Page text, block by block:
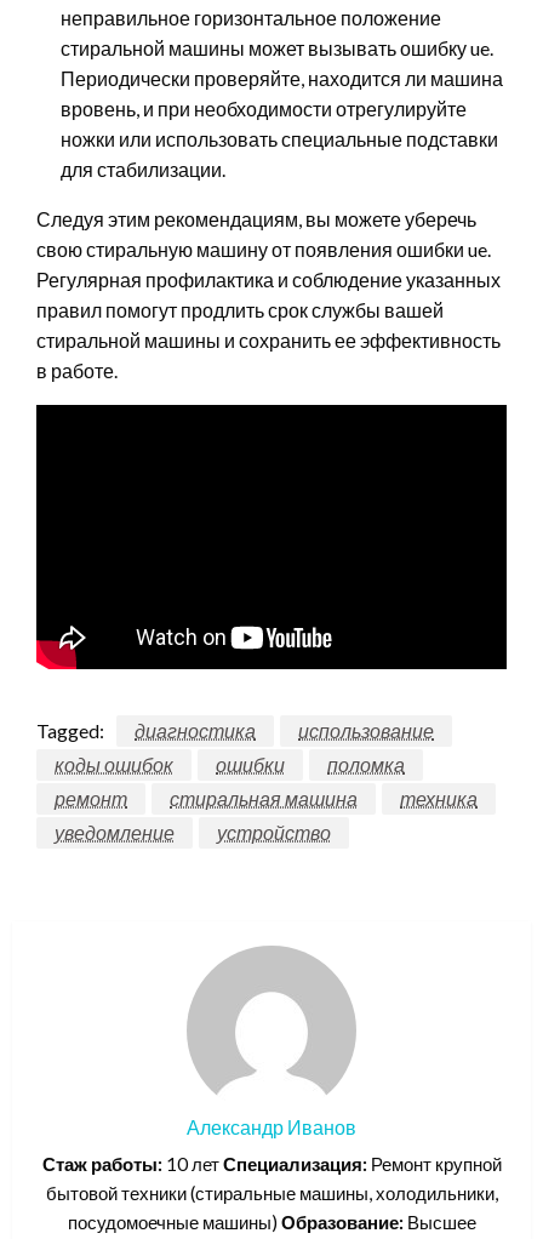
неправильное горизонтальное положение
стиральной машины может вызывать ошибку ue.
Периодически проверяйте, находится ли машина
вровень, и при необходимости отрегулируйте
ножки или использовать специальные подставки
для стабилизации.
Следуя этим рекомендациям, вы можете уберечь
свою стиральную машину от появления ошибки ue.
Регулярная профилактика и соблюдение указанных
правил помогут продлить срок службы вашей
стиральной машины и сохранить ее эффективность
в работе.
Tagged: диагностика
использование
коды ошибок
ошибки
поломка
ремонт
стиральная машина
техника
уведомление
устройство
Александр Иванов
Стаж работы: 10 летСпециализация: Ремонт крупной
бытовой техники (стиральные машины, холодильники,
посудомоечные машины) Образование: Высшее